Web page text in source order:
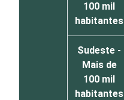
100 mil
habitantes
Sudeste -
Mais de
100 mil
habitantes